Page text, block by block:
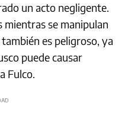
un acto negligente.
mientras se manipulan
es peligroso, ya
puede causar
Fulco.